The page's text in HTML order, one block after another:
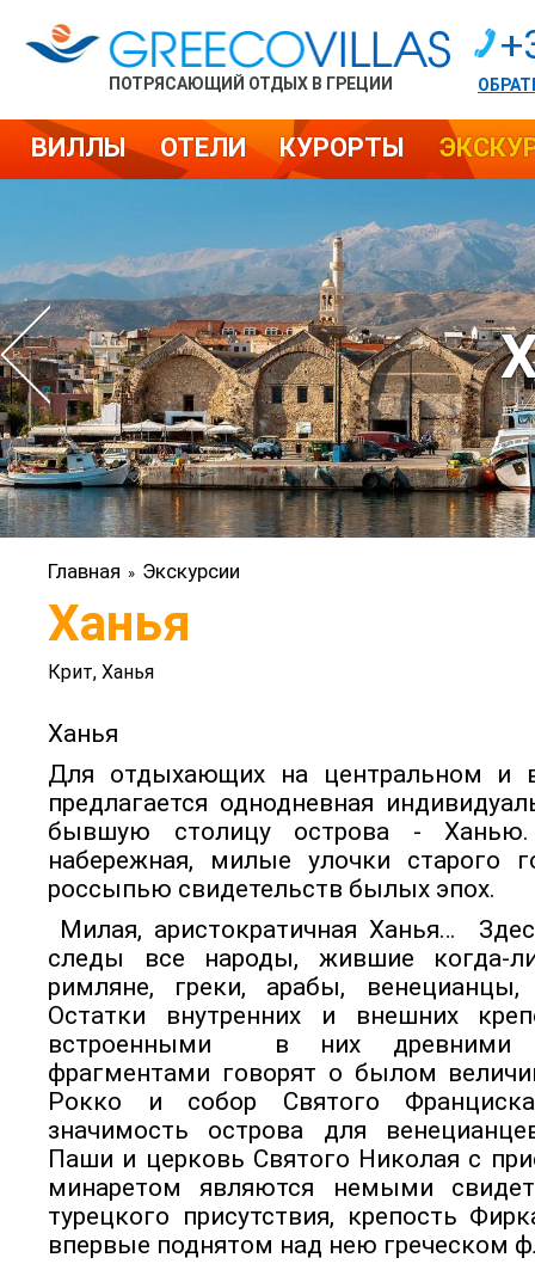
ПОТРЯСАЮЩИЙ ОТДЫХ В ГРЕЦИИ
ВИЛЛЫ ОТЕЛИ КУРОРТЫ
Главная » Экскурсии
Ханья
Крит, Ханья
Ханья
Для отдыхающих на центральном и
предлагается однодневная
бывшую столицу острова - Ханью.
набережная, милые улочки старого
россыпью свидетельств былых эпох.
Милая, аристократичная Ханья…
следы все народы, жившие когда-
римляне, греки, арабы, венецианцы,
Остатки внутренних и внешних
встроенными в них древними
фрагментами говорят о былом
Рокко и собор Святого
значимость острова для
Паши и церковь Святого Николая с
минаретом являются немыми
турецкого присутствия, крепость
впервые поднятом над нею греческом